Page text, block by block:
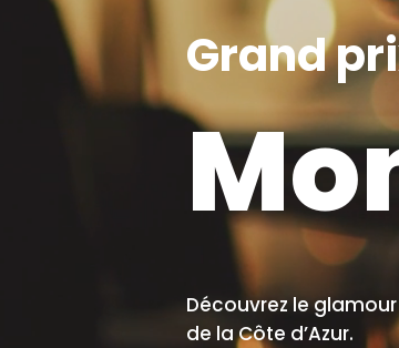
Grand
Découvrez le
de la Côte d’Azur.